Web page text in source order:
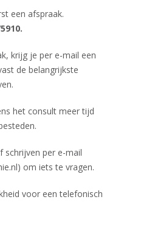
een afspraak.
krijg je per e-mail een
de belangrijkste
het consult meer tijd
schrijven per e-mail
) om iets te vragen.
voor een telefonisch